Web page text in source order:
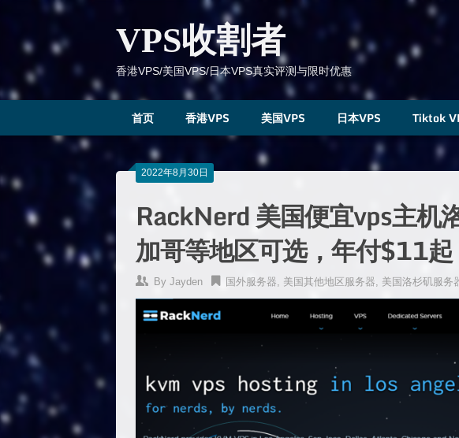
VPS收割者
香港VPS/美国VPS/日本VPS真实评测与限时优惠
首页 香港VPS 美国VPS 日本VPS Tiktok
2022年8月30日
RackNerd 美国便宜vps主机
加哥等地区可选，年付$11起
By Jayden 国外服务器, 美国其他地区服务器, 美国洛杉矶服务